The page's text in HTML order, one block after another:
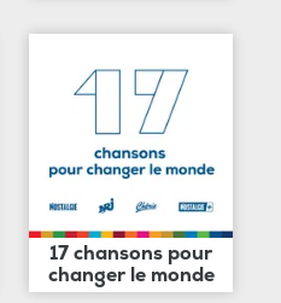
17 chansons pour
changer le monde